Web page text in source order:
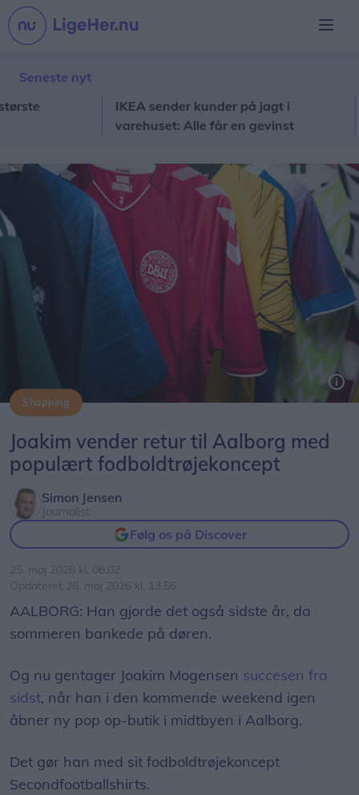
Seneste nyt
IKEA sender kunder på jagt i
varehuset: Alle får en gevinst
Shopping
Joakim vender retur til Aalborg med
populært fodboldtrøjekoncept
Simon Jensen
Journalist
Følg os på Discover
25. maj 2026 kl. 06.02
Opdateret 26. maj 2026 kl. 13.56
AALBORG: Han gjorde det også sidste år, da
sommeren bankede på døren.
Og nu gentager Joakim Mogensen succesen fra
sidst, når han i den kommende weekend igen
åbner ny pop op-butik i midtbyen i Aalborg.
Det gør han med sit fodboldtrøjekoncept
Secondfootballshirts.